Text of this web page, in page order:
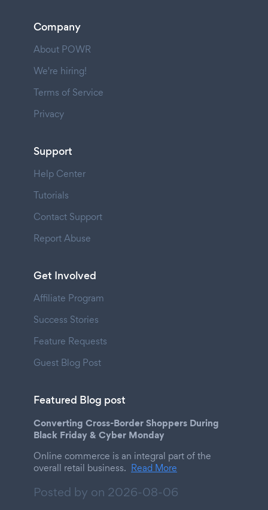
Company
About POWR
We're hiring!
Terms of Service
Privacy
Support
Help Center
Tutorials
Contact Support
Report Abuse
Get Involved
Affiliate Program
Success Stories
Feature Requests
Guest Blog Post
Featured Blog post
Converting Cross-Border Shoppers During
Black Friday & Cyber Monday
Online commerce is an integral part of the
overall retail business. Read More
Posted by on 2026-08-06